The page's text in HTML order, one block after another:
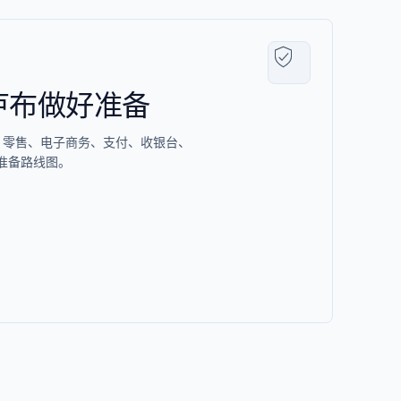
做好准备
售、电子商务、支付、收银台、
路线图。